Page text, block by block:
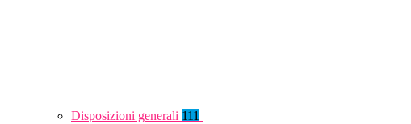
Disposizioni generali 111